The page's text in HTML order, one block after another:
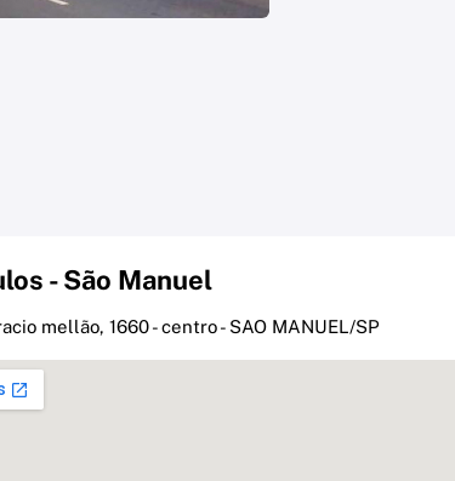
- São Manuel
mellão, 1660 - centro - SAO MANUEL/SP